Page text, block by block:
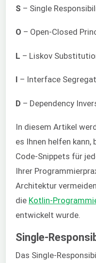
S – Single
O – Open-Closed
L – Liskov
I – Interface
D – Dependency
In diesem Artikel
es Ihnen helfen kann,
Code-Snippets für
Ihrer
Architektur
die Kotlin-
entwickelt wurde.
Single-
Das Single-